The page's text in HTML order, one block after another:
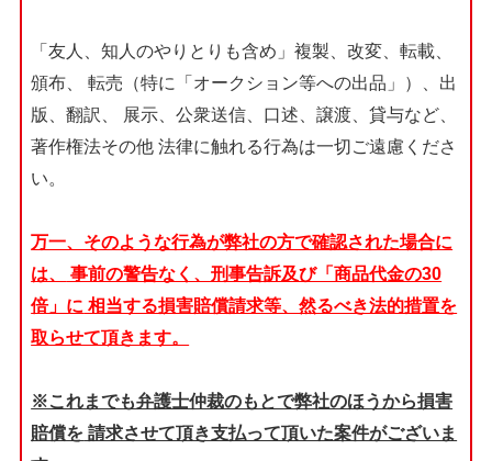
「友人、知人のやりとりも含め」複製、改変、転載、
頒布、
転売（特に「オークション等への出品」）、出
版、翻訳、
展示、公衆送信、口述、譲渡、貸与など、
著作権法その他 法律に触れる行為は一切ご遠慮くださ
い。
万一、そのような行為が弊社の方で確認された場合に
は、
事前の警告なく、刑事告訴及び「商品代金の30
倍」に 相当する損害賠償請求等、然るべき法的措置を
取らせて頂きます。
※これまでも弁護士仲裁のもとで弊社のほうから損害
賠償を 請求させて頂き支払って頂いた案件がございま